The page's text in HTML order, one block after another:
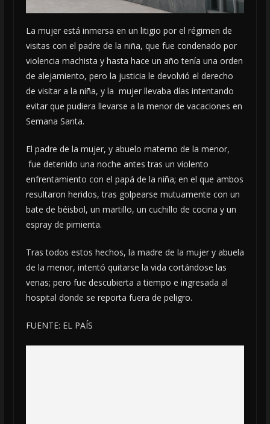
La mujer está inmersa en un litigio por el régimen de
visitas con el padre de la niña, que fue condenado por
violencia machista y hasta hace un año tenía una orden
de alejamiento, pero la justicia le devolvió el derecho
de visitar a la niña, y la mujer llevaba días intentando
evitar que pudiera llevarse a la menor de vacaciones en
Semana Santa.
El padre de la mujer, y abuelo materno de la menor,
fue detenido una noche antes tras un violento
enfrentamiento con el papá de la niña; en el que ambos
resultaron heridos, tras golpearse mutuamente con un
bate de béisbol, un martillo, un cuchillo de cocina y un
espray de pimienta.
Tras todos estos hechos, la madre de la mujer y abuela
de la menor, intentó quitarse la vida cortándose las
venas; pero fue descubierta a tiempo e ingresada al
hospital donde se reporta fuera de peligro.
FUENTE: EL PAÍS